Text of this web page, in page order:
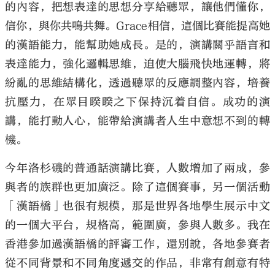
的內容，把想表達的思想分享給聽眾，讓他們懂你，
信你，與你共鳴共舞。Grace相信，這個比賽能提高她
的漢語能力，能幫助她成長。是的，演講關乎語言和
表達能力，強化邏輯思維，迫使大腦飛快地運轉，將
紛亂的思維結構化，透過聽眾的反應調整內容，培養
抗壓力，在眾目睽睽之下保持沉着自信。成功的演
講，能打動人心，能帶給演講者人生中意想不到的轉
機。
今年洛杉磯的普通話演講比賽，人數增加了兩成，參
與者的族群也更加廣泛。除了這個賽事，另一個活動
「漢語橋」也很有規模，那是世界各地學生展示中文
的一個大平台，規格高，範圍廣，參與人數多。我在
香港參加過漢語橋的評審工作，還別說，各地參賽者
從不同背景和不同角度遞交的作品，非常有創意有特